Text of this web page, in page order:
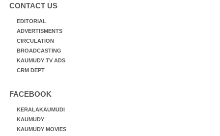
CONTACT US
EDITORIAL
ADVERTISMENTS
CIRCULATION
BROADCASTING
KAUMUDY TV ADS
CRM DEPT
FACEBOOK
KERALAKAUMUDI
KAUMUDY
KAUMUDY MOVIES